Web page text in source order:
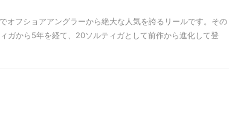
オフショアアングラーから絶大な人気を誇るリールです。その
ガから5年を経て、20ソルティガとして前作から進化して登